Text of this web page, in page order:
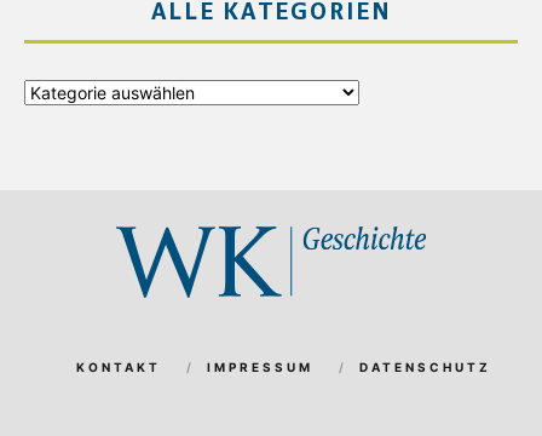
ALLE KATEGORIEN
Alle
KONTAKT IMPRESSUM DATENSCHUTZ